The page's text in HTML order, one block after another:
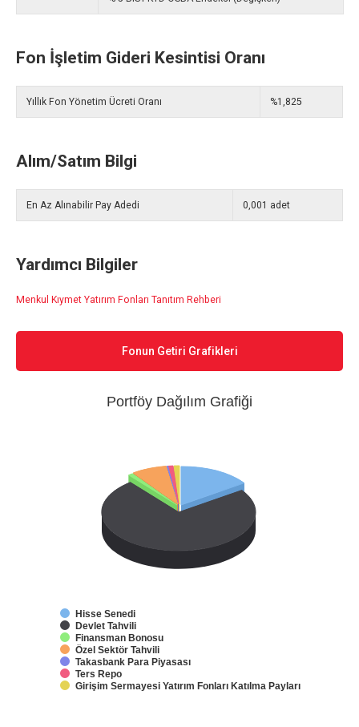
Fon İşletim Gideri Kesintisi Oranı
Yıllık Fon Yönetim Ücreti Oranı %1,825
Alım/Satım Bilgi
En Az Alınabilir Pay Adedi 0,001 adet
Yardımcı Bilgiler
Menkul Kıymet Yatırım Fonları Tanıtım Rehberi
Fonun Getiri Grafikleri
Portföy Dağılım Grafiği
Hisse Senedi
Devlet Tahvili
Finansman Bonosu
Özel Sektör Tahvili
Takasbank Para Piyasası
Ters Repo
Girişim Sermayesi Yatırım Fonları Katılma Payları